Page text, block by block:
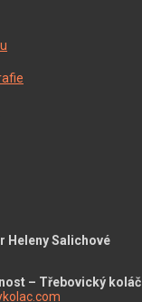
Heleny Salichové
– Třebovický koláč